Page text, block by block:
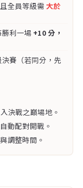
且全員等級需 大於
利一場 +10 分，
賽（若同分，先
決戰之巔場地。
動配對開戰。
調整時間。